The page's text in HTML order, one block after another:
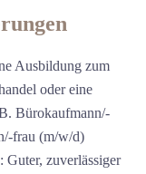
Ausbildung zum
oder eine
Bürokaufmann/-
frau (m/w/d)
zuverlässiger